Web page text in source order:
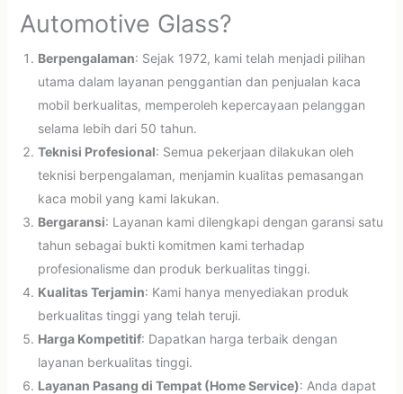
Automotive Glass?
Berpengalaman: Sejak 1972, kami telah menjadi pilihan
utama dalam layanan penggantian dan penjualan kaca
mobil berkualitas, memperoleh kepercayaan pelanggan
selama lebih dari 50 tahun.
Teknisi Profesional: Semua pekerjaan dilakukan oleh
teknisi berpengalaman, menjamin kualitas pemasangan
kaca mobil yang kami lakukan.
Bergaransi: Layanan kami dilengkapi dengan garansi satu
tahun sebagai bukti komitmen kami terhadap
profesionalisme dan produk berkualitas tinggi.
Kualitas Terjamin: Kami hanya menyediakan produk
berkualitas tinggi yang telah teruji.
Harga Kompetitif: Dapatkan harga terbaik dengan
layanan berkualitas tinggi.
Layanan Pasang di Tempat (Home Service): Anda dapat